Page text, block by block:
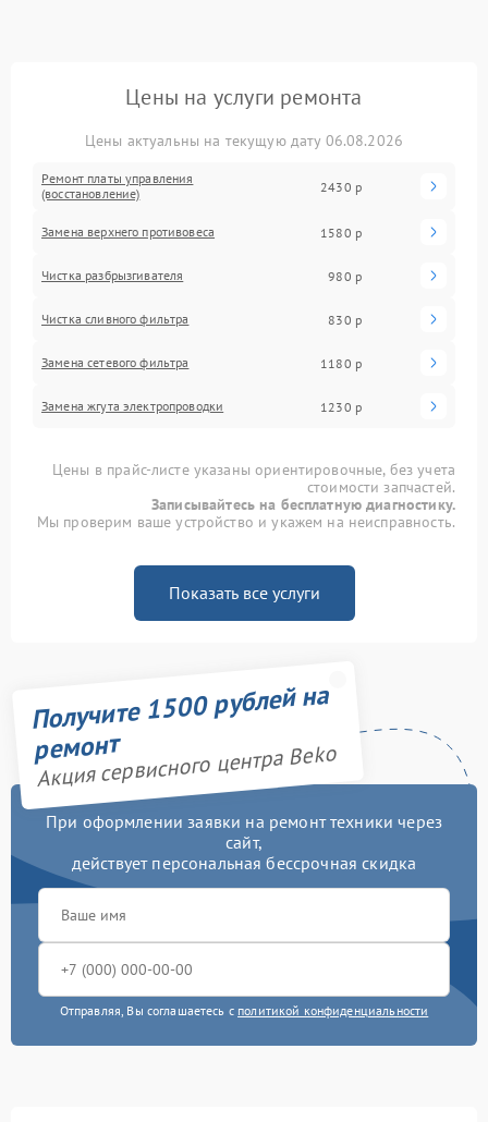
Цены на услуги ремонта
Цены актуальны на текущую дату 06.08.2026
Ремонт платы управления
(восстановление)
2430 р
Замена верхнего противовеса 1580 р
Чистка разбрызгивателя 980 р
Чистка сливного фильтра 830 р
Замена сетевого фильтра 1180 р
Замена жгута электропроводки 1230 р
Цены в прайс-листе указаны ориентировочные, без учета
стоимости запчастей.
Записывайтесь на бесплатную диагностику.
Мы проверим ваше устройство и укажем на неисправность.
Показать все услуги
Получите 1500 рублей на
ремонт
Акция сервисного центра Beko
При оформлении заявки на ремонт техники через
сайт,
действует персональная бессрочная скидка
Отправляя, Вы соглашаетесь с политикой конфиденциальности